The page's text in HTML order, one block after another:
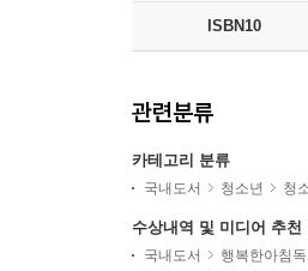
ISBN10
관련분류
카테고리 분류
국내도서 청소년 청
수상내역 및 미디어 추천
국내도서 행복한아침